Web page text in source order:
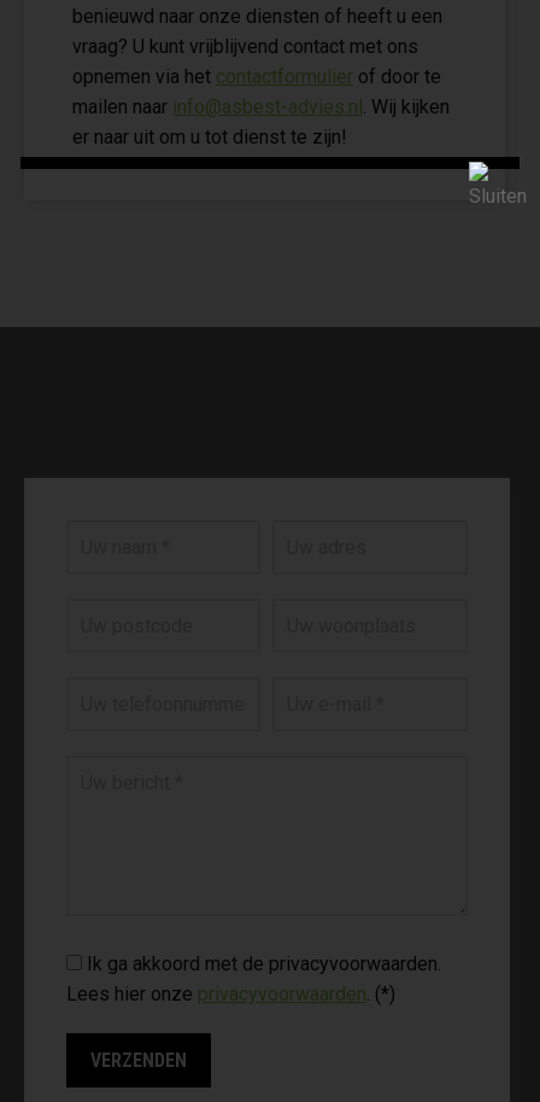
benieuwd naar onze diensten of heeft u een
vraag? U kunt vrijblijvend contact met ons
opnemen via het contactformulier of door te
mailen naar info@asbest-advies.nl. Wij kijken
er naar uit om u tot dienst te zijn!
Ik ga akkoord met de privacyvoorwaarden.
Lees hier onze privacyvoorwaarden. (*)